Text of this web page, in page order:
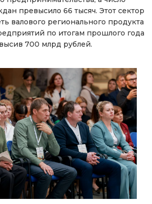
превысило 66 тысяч. Этот сектор
валового регионального продукта
по итогам прошлого года
700 млрд рублей.